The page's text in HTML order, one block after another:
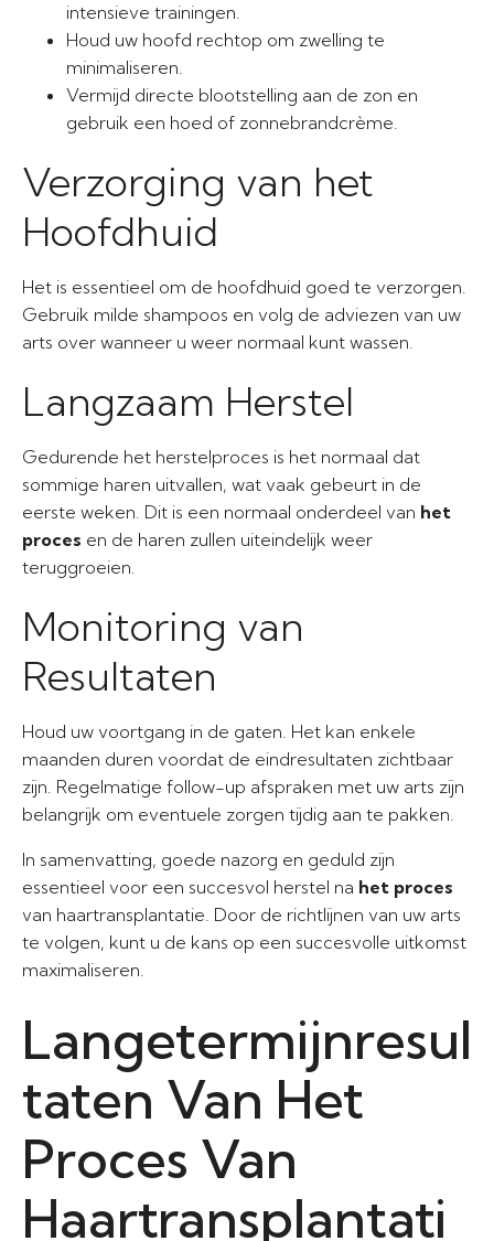
intensieve trainingen.
Houd uw hoofd rechtop om zwelling te
minimaliseren.
Vermijd directe blootstelling aan de zon en
gebruik een hoed of zonnebrandcrème.
Verzorging van het
Hoofdhuid
Het is essentieel om de hoofdhuid goed te verzorgen.
Gebruik milde shampoos en volg de adviezen van uw
arts over wanneer u weer normaal kunt wassen.
Langzaam Herstel
Gedurende het herstelproces is het normaal dat
sommige haren uitvallen, wat vaak gebeurt in de
eerste weken. Dit is een normaal onderdeel van het
proces en de haren zullen uiteindelijk weer
teruggroeien.
Monitoring van
Resultaten
Houd uw voortgang in de gaten. Het kan enkele
maanden duren voordat de eindresultaten zichtbaar
zijn. Regelmatige follow-up afspraken met uw arts zijn
belangrijk om eventuele zorgen tijdig aan te pakken.
In samenvatting, goede nazorg en geduld zijn
essentieel voor een succesvol herstel na het proces
van haartransplantatie. Door de richtlijnen van uw arts
te volgen, kunt u de kans op een succesvolle uitkomst
maximaliseren.
Langetermijnresul
taten Van Het
Proces Van
Haartransplantati